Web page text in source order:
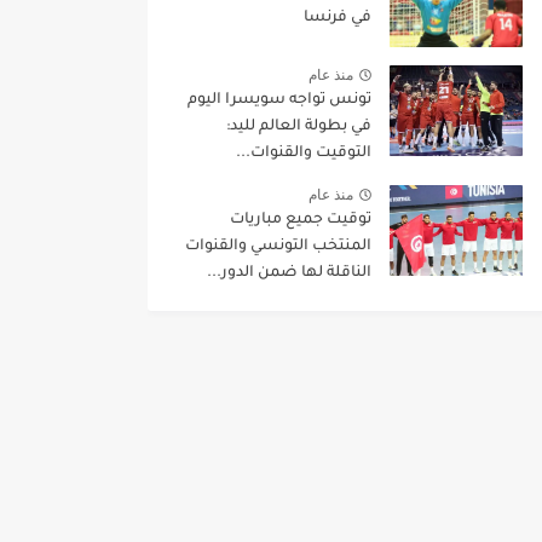
في فرنسا
منذ عام
تونس تواجه سويسرا اليوم
في بطولة العالم لليد:
التوقيت والقنوات...
منذ عام
توقيت جميع مباريات
المنتخب التونسي والقنوات
الناقلة لها ضمن الدور...